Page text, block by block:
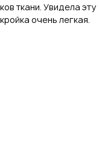
ткани. Увидела эту
очень легкая.